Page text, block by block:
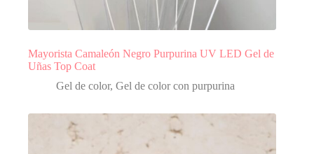
Mayorista Camaleón Negro Purpurina UV LED Gel de
Uñas Top Coat
Gel de color, Gel de color con purpurina